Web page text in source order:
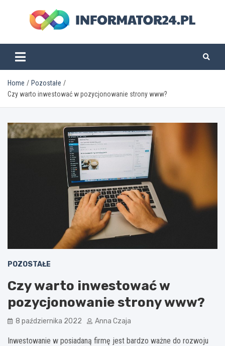
informator24.pl
Home
Pozostałe
Czy warto inwestować w pozycjonowanie strony www?
POZOSTAŁE
Czy warto inwestować w
pozycjonowanie strony www?
8 października 2022 Anna Czaja
Inwestowanie w posiadaną firmę jest bardzo ważne do rozwoju